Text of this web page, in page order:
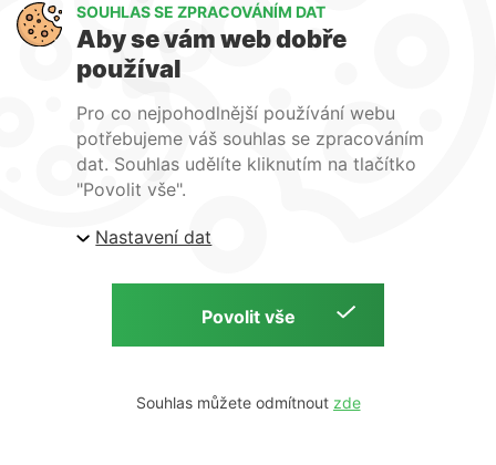
O nás
Kontakty
| ARTlighting.cz, Komenského 427 Újezd u Brna, 664
Copyright © 2026 | ARTlighting.cz | by
SOUHLAS SE ZPRACOVÁNÍM DAT
Aby se vám web dobře
používal
Pro co nejpohodlnější používání webu
potřebujeme váš souhlas se zpracováním
dat. Souhlas udělíte kliknutím na tlačítko
"Povolit vše".
Nastavení dat
Souhlas můžete odmítnout